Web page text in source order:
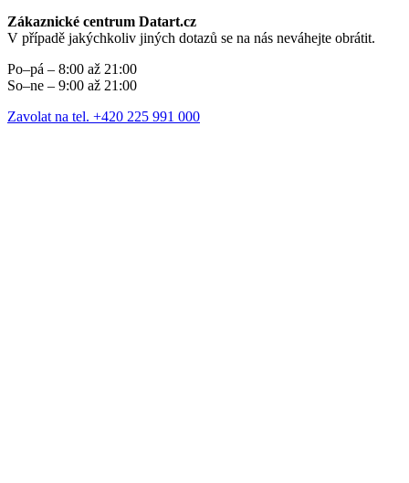
Zákaznické centrum Datart.cz
V případě jakýchkoliv jiných dotazů se na nás neváhejte obrátit.
Po–pá – 8:00 až 21:00
So–ne – 9:00 až 21:00
Zavolat na tel. +420 225 991 000